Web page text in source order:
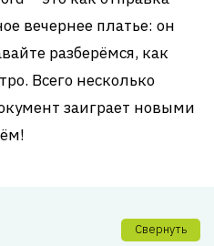
вечернее платье: он
разберёмся, как
Всего несколько
заиграет новыми
Свернуть